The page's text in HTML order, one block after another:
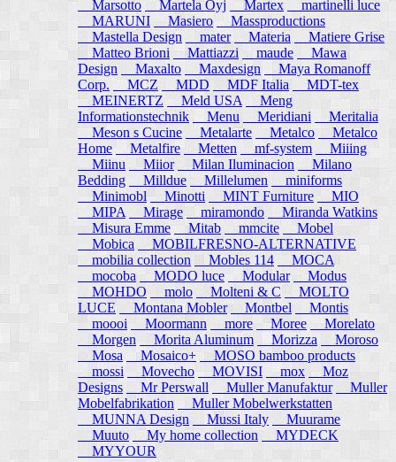
Marsotto
Martela Oyj Martex
martinelli luce
MARUNI
Masiero
Massproductions
Mastella Design
mater Materia
Matiere Grise
Matteo Brioni
Mattiazzi maude
Mawa
Design
Maxalto Maxdesign
Maya Romanoff
Corp.
MCZ MDD MDF Italia
MDT-tex
MEINERTZ
Meld USA
Meng
Informationstechnik
Menu Meridiani
Meritalia
Meson s Cucine
Metalarte Metalco
Metalco
Home Metalfire Metten mf-system
Miiing
Miinu
Miior Milan Iluminacion
Milano
Bedding
Milldue Millelumen
miniforms
Minimobl Minotti MINT Furniture
MIO
MIPA
Mirage miramondo
Miranda Watkins
Misura Emme
Mitab mmcite
Mobel
Mobica
MOBILFRESNO-ALTERNATIVE
mobilia collection
Mobles 114
MOCA
mocoba
MODO luce Modular
Modus
MOHDO
molo Molteni & C
MOLTO
LUCE
Montana Mobler Montbel
Montis
moooi
Moormann more Moree
Morelato
Morgen
Morita Aluminum Morizza
Moroso
Mosa
Mosaico+
MOSO bamboo products
mossi
Movecho MOVISI mox
Moz
Designs
Mr Perswall Muller Manufaktur
Muller
Mobelfabrikation
Muller Mobelwerkstatten
MUNNA Design
Mussi Italy
Muurame
Muuto My home collection
MYDECK
MYYOUR